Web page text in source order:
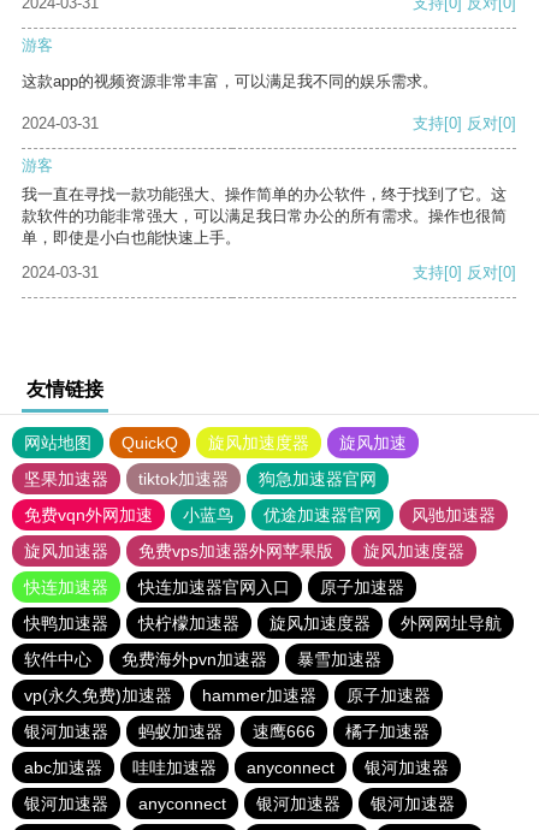
游客
这款app的视频资源非常丰富，可以满足我不同的娱乐需求。
2024-03-31 支持[0] 反对[0]
游客
我一直在寻找一款功能强大、操作简单的办公软件，终于找到了它。这
款软件的功能非常强大，可以满足我日常办公的所有需求。操作也很简
单，即使是小白也能快速上手。
2024-03-31
支持[0] 反对[0]
友情链接
网站地图 QuickQ 旋风加速度器
旋风加速
坚果加速器
tiktok加速器
狗急加速器官网
免费vqn外网加速
小蓝鸟 优途加速器官网
风驰加速器
旋风加速器
免费vps加速器外网苹果版
旋风加速度器
快连加速器
快连加速器官网入口
原子加速器
快鸭加速器
快柠檬加速器 旋风加速度器
外网网址导航
软件中心
免费海外pvn加速器
暴雪加速器
vp(永久免费)加速器
hammer加速器
原子加速器
银河加速器
蚂蚁加速器 速鹰666
橘子加速器
abc加速器
哇哇加速器 anyconnect
银河加速器
银河加速器
anyconnect 银河加速器 银河加速器